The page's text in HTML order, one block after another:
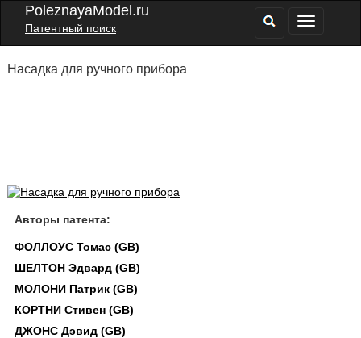
PoleznayaModel.ru
Патентный поиск
Насадка для ручного прибора
Авторы патента:
ФОЛЛОУС Томас (GB)
ШЕЛТОН Эдвард (GB)
МОЛОНИ Патрик (GB)
КОРТНИ Стивен (GB)
ДЖОНС Дэвид (GB)